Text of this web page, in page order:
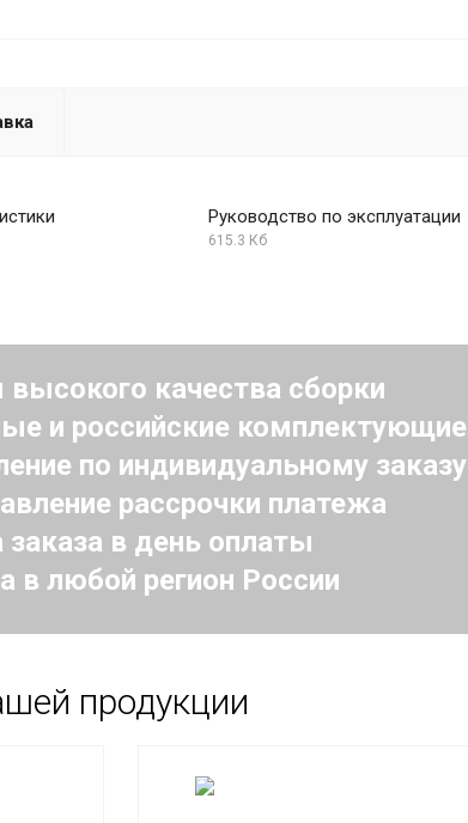
Руководство по эксплуатации
615.3 Кб
высокого качества сборки
и российские комплектующие
по индивидуальному заказу
рассрочки платежа
заказа в день оплаты
в любой регион России
продукции